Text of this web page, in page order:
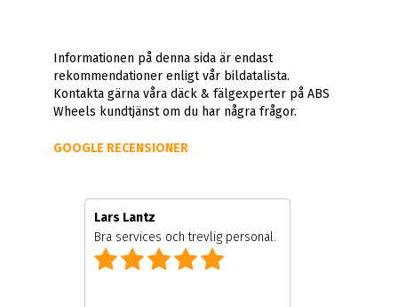
Informationen på denna sida är endast
rekommendationer enligt vår bildatalista.
Kontakta gärna våra däck & fälgexperter på ABS
Wheels kundtjänst om du har några frågor.
GOOGLE RECENSIONER
Lars Lantz
Bra services och trevlig personal.